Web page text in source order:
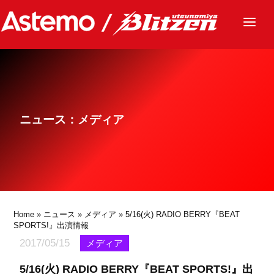
ニュース
グッズ
ニュース：メディア
Home » ニュース » メディア » 5/16(火) RADIO BERRY『BEAT
SPORTS!』出演情報
2017/05/15 メディア
5/16(火) RADIO BERRY『BEAT SPORTS!』出